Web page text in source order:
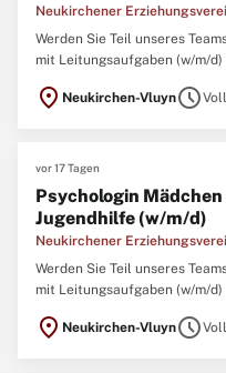
Neukirchener
Werden Sie Teil unseres
mit Leitungsaufgaben (w/m/
Jugendhilfeeinrichtung Haus
location_on Neukirchen-Vluynschedule
vor 17 Tagen
Psychologin
Jugendhilfe (w/m/d)
Neukirchener
Werden Sie Teil unseres
mit Leitungsaufgaben (w/m/
Jugendhilfeeinrichtung Haus
location_on Neukirchen-Vluynschedule